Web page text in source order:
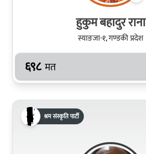
हुकुम बहादुर राना
स्याङजा-१, गण्डकी प्रदेश
६९८ मत
श्रम संस्कृति पार्टी